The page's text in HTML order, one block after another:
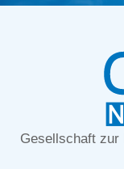
Gesellschaft zur